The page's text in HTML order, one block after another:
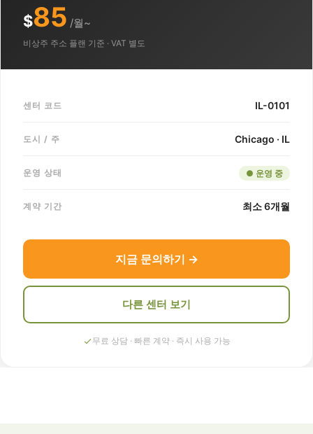
$85 /월~
비상주 주소 플랜 기준 · VAT 별도
센터 코드 IL-0101
도시 / 주 Chicago · IL
운영 상태 ● 운영 중
계약 기간 최소 6개월
지금 문의하기 →
다른 센터 보기
무료 상담 · 빠른 계약 · 즉시 사용 가능